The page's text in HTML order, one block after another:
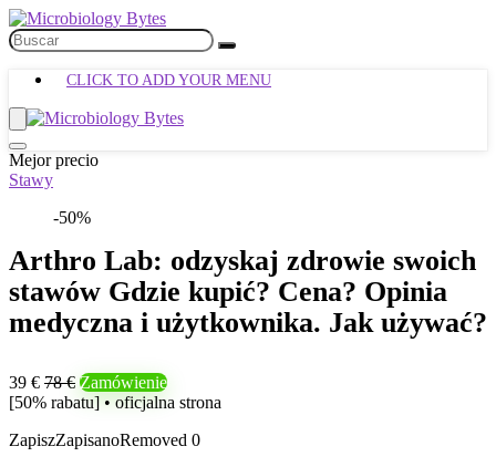
CLICK TO ADD YOUR MENU
Mejor precio
Stawy
-50%
Arthro Lab: odzyskaj zdrowie swoich
stawów Gdzie kupić? Cena? Opinia
medyczna i użytkownika. Jak używać?
39 € 78 € Zamówienie
[50% rabatu] • oficjalna strona
ZapiszZapisanoRemoved 0